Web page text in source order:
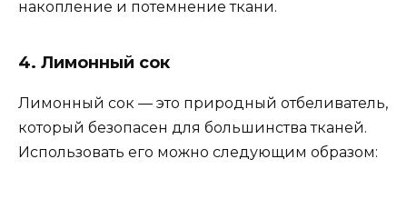
накопление и потемнение ткани.
4. Лимонный сок
Лимонный сок — это природный отбеливатель,
который безопасен для большинства тканей.
Использовать его можно следующим образом: